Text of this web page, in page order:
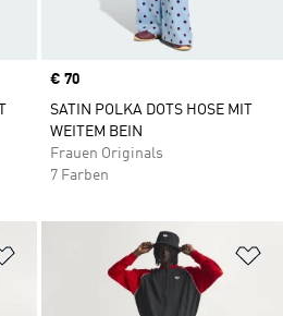
Price
€ 70
SATIN POLKA DOTS HOSE MIT
WEITEM BEIN
Frauen Originals
7 Farben
Zur Wunschliste hinzufügen